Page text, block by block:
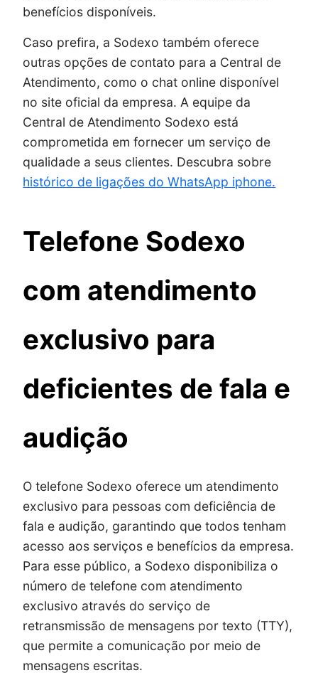
benefícios disponíveis.
Caso prefira, a Sodexo também oferece
outras opções de contato para a Central de
Atendimento, como o chat online disponível
no site oficial da empresa. A equipe da
Central de Atendimento Sodexo está
comprometida em fornecer um serviço de
qualidade a seus clientes. Descubra sobre
histórico de ligações do WhatsApp iphone.
Telefone Sodexo
com atendimento
exclusivo para
deficientes de fala e
audição
O telefone Sodexo oferece um atendimento
exclusivo para pessoas com deficiência de
fala e audição, garantindo que todos tenham
acesso aos serviços e benefícios da empresa.
Para esse público, a Sodexo disponibiliza o
número de telefone com atendimento
exclusivo através do serviço de
retransmissão de mensagens por texto (TTY),
que permite a comunicação por meio de
mensagens escritas.